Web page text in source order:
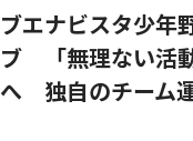
ブエナビスタ少年
ブ 「無理ない活
へ 独自のチーム